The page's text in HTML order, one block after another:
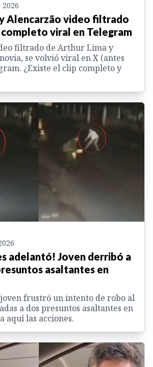
2026
Alencarzão video filtrado
viral en Telegram
filtrado de Arthur Lima y
se volvió viral en X (antes
¿Existe el clip completo y
adelantó! Joven derribó a
asaltantes en
joven frustró un intento de robo al
a dos presuntos asaltantes en
aquí las acciones.